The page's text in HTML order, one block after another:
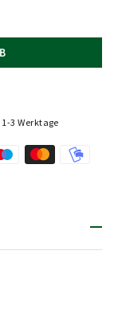
3 Werktage